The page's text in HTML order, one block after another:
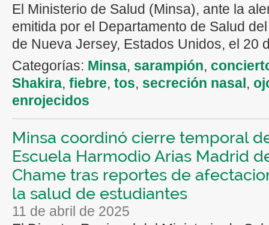
El Ministerio de Salud (Minsa), ante la
emitida por el Departamento de Salud
de Nueva Jersey, Estados Unidos, el 20
Categorías: Minsa, sarampión,
Shakira, fiebre, tos, secreción nasal,
enrojecidos
Minsa coordinó cierre temporal
Escuela Harmodio Arias Madrid
Chame tras reportes de
la salud de estudiantes
11 de abril de 2025